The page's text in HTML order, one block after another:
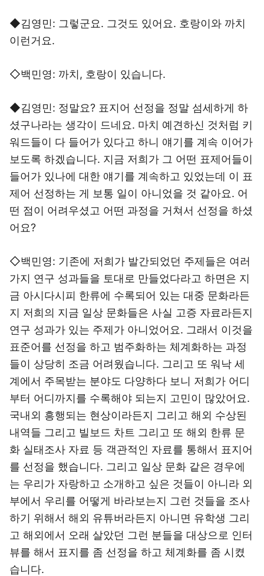
◆김영민: 그렇군요. 그것도 있어요. 호랑이와 까치
이런거요.
◇백민영: 까치, 호랑이 있습니다.
◆김영민: 정말요? 표지어 선정을 정말 섬세하게 하
셨구나라는 생각이 드네요. 마치 예견하신 것처럼 키
워드들이 다 들어가 있다고 하니 얘기를 계속 이어가
보도록 하겠습니다. 지금 저희가 그 어떤 표제어들이
들어가 있나에 대한 얘기를 계속하고 있었는데 이 표
제어 선정하는 게 보통 일이 아니었을 것 같아요. 어
떤 점이 어려우셨고 어떤 과정을 거쳐서 선정을 하셨
어요?
◇백민영: 기존에 저희가 발간되었던 주제들은 여러
가지 연구 성과들을 토대로 만들었다라고 하면은 지
금 아시다시피 한류에 수록되어 있는 대중 문화라든
지 저희의 지금 일상 문화들은 사실 고증 자료라든지
연구 성과가 있는 주제가 아니었어요. 그래서 이것을
표준어를 선정을 하고 범주화하는 체계화하는 과정
들이 상당히 조금 어려웠습니다. 그리고 또 워낙 세
계에서 주목받는 분야도 다양하다 보니 저희가 어디
부터 어디까지를 수록해야 되는지 고민이 많았어요.
국내외 흥행되는 현상이라든지 그리고 해외 수상된
내역들 그리고 빌보드 차트 그리고 또 해외 한류 문
화 실태조사 자료 등 객관적인 자료를 통해서 표지어
를 선정을 했습니다. 그리고 일상 문화 같은 경우에
는 우리가 자랑하고 소개하고 싶은 것들이 아니라 외
부에서 우리를 어떻게 바라보는지 그런 것들을 조사
하기 위해서 해외 유튜버라든지 아니면 유학생 그리
고 해외에서 오래 살았던 그런 분들을 대상으로 인터
뷰를 해서 표지를 좀 선정을 하고 체계화를 좀 시켰
습니다.